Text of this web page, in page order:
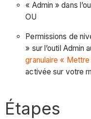
« Admin » dans
OU
Permissions de
» sur l’outil Admin
granulaire «
activée sur votre
Étapes